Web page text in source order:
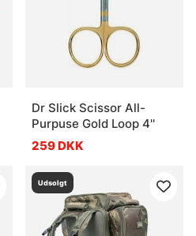
Dr Slick Scissor All-
Purpuse Gold Loop 4''
259 DKK
Udsolgt